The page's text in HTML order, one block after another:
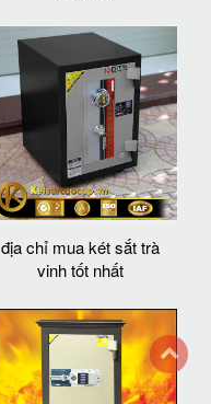
địa chỉ mua két sắt trà
vinh tốt nhất
back